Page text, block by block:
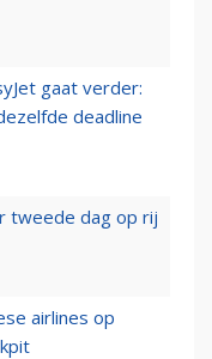
gaat verder:
deadline
tweede dag op rij
airlines op